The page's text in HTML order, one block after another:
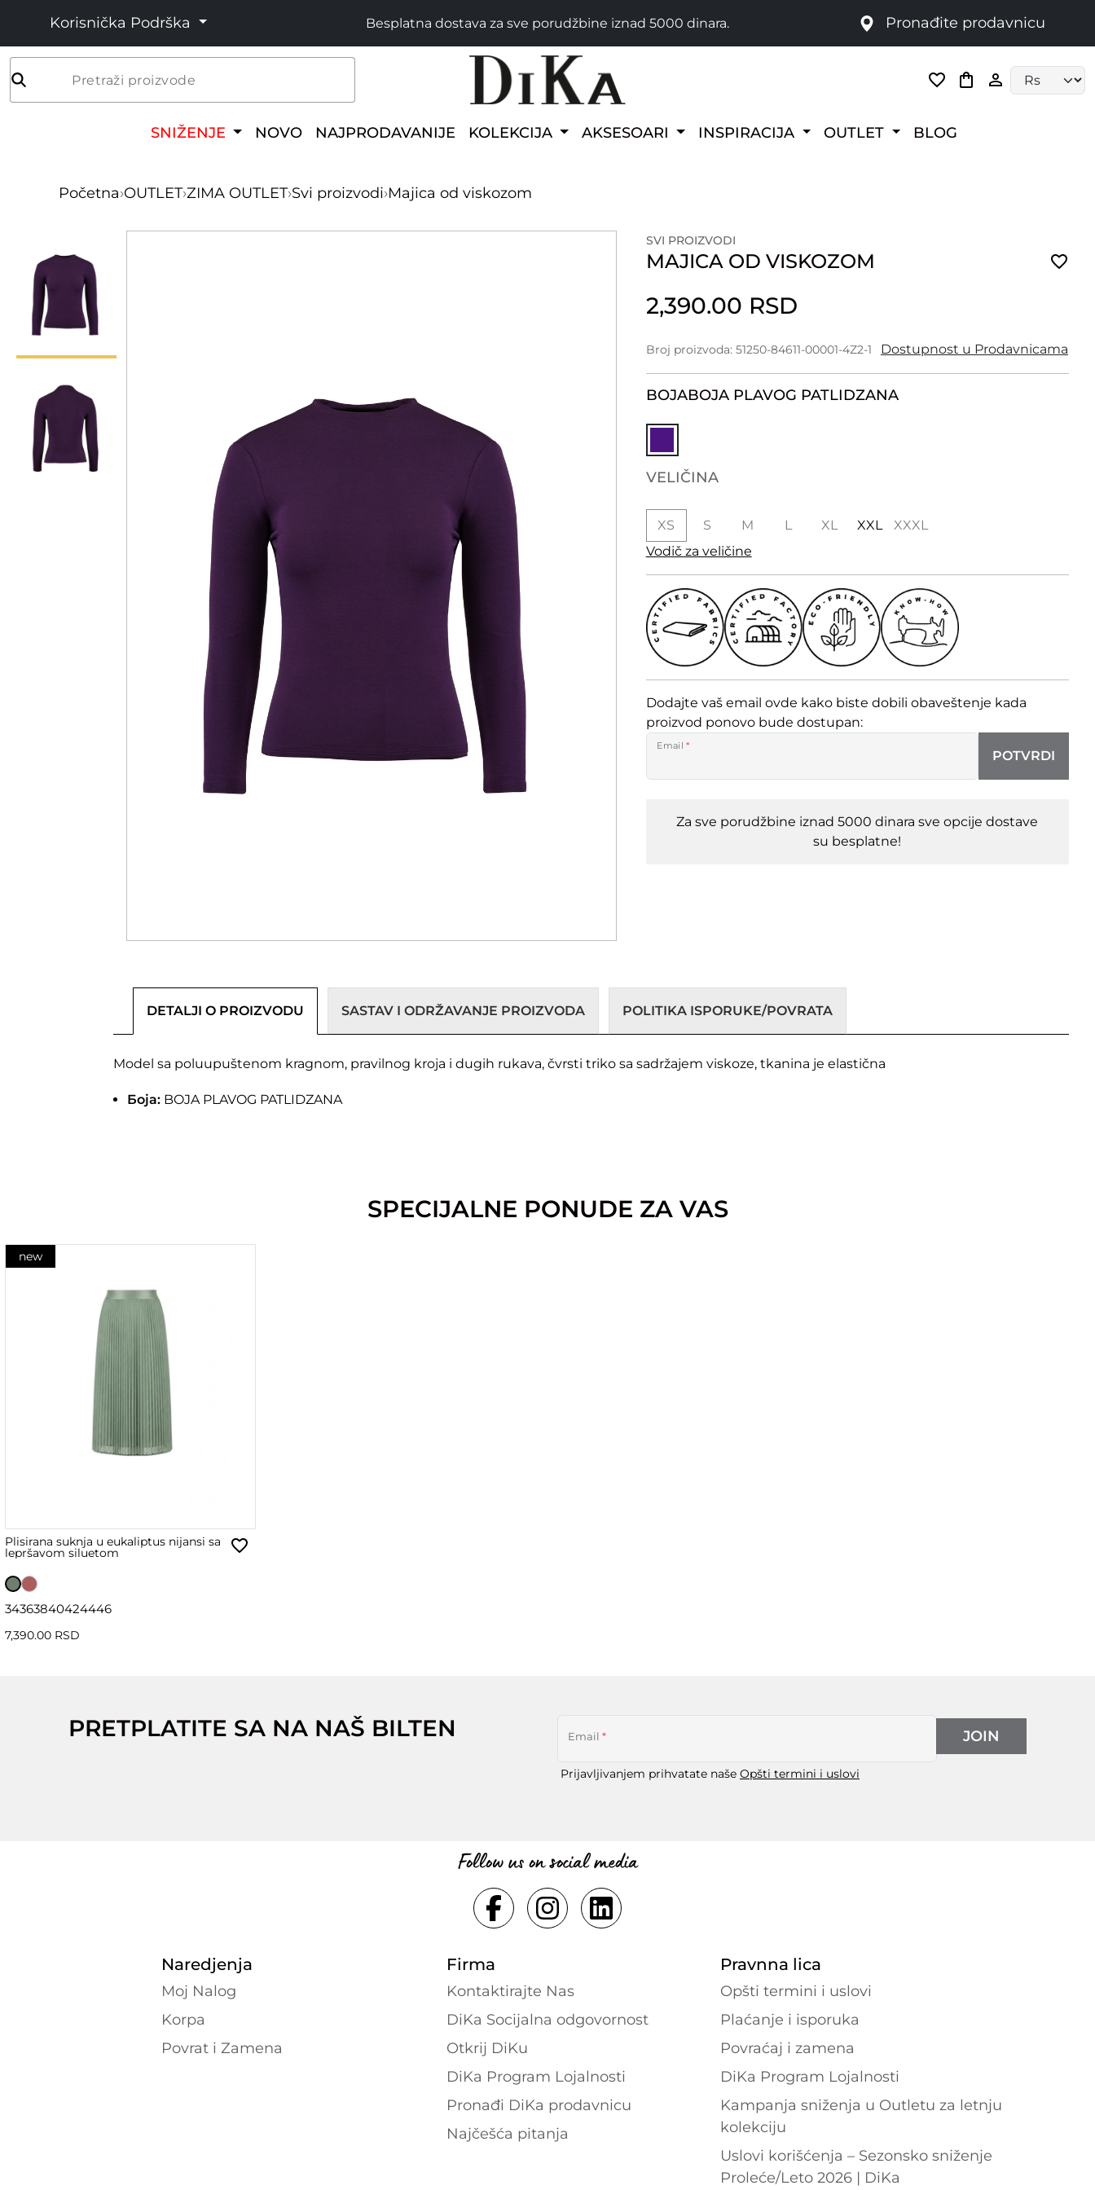
Korisnička Podrška Besplatna dostava za sve porudžbine iznad 5000 dinara. Pronađite prodavnicu
Pretraži proizvode
SNIŽENJE NOVO NAJPRODAVANIJE KOLEKCIJA AKSESOARI INSPIRACIJA OUTLET BLOG
Početna›OUTLET›ZIMA OUTLET›Svi proizvodi›Majica od viskozom
SVI PROIZVODI
MAJICA OD VISKOZOM
2,390.00 RSD
Broj proizvoda: 51250-84611-00001-4Z2-1 Dostupnost u Prodavnicama
BOJABOJA PLAVOG PATLIDZANA
VELIČINA
XS S M L XL XXL
XXXL
Vodič za veličine
Dodajte vaš email ovde kako biste dobili obaveštenje kada
proizvod ponovo bude dostupan:
Email *
POTVRDI
Za sve porudžbine iznad 5000 dinara sve opcije dostave
su besplatne!
DETALJI O PROIZVODU SASTAV I ODRŽAVANJE PROIZVODA POLITIKA ISPORUKE/POVRATA
Model sa poluupuštenom kragnom, pravilnog kroja i dugih rukava, čvrsti triko sa sadržajem viskoze, tkanina je elastična
Боја: BOJA PLAVOG PATLIDZANA
SPECIJALNE PONUDE ZA VAS
new
Plisirana suknja u eukaliptus nijansi sa
lepršavom siluetom
34363840424446
7,390.00 RSD
PRETPLATITE SA NA NAŠ BILTEN Email *
Prijavljivanjem prihvatate naše Opšti termini i uslovi
JOIN
Follow us on social media
Naredjenja
Moj Nalog
Korpa
Povrat i Zamena
Firma
Kontaktirajte Nas
DiKa Socijalna odgovornost
Otkrij DiKu
DiKa Program Lojalnosti
Pronađi DiKa prodavnicu
Najčešća pitanja
Pravnna lica
Opšti termini i uslovi
Plaćanje i isporuka
Povraćaj i zamena
DiKa Program Lojalnosti
Kampanja sniženja u Outletu za letnju
kolekciju
Uslovi korišćenja – Sezonsko sniženje
Proleće/Leto 2026 | DiKa